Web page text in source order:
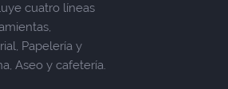
cuatro líneas
Papelería y
Aseo y cafetería.